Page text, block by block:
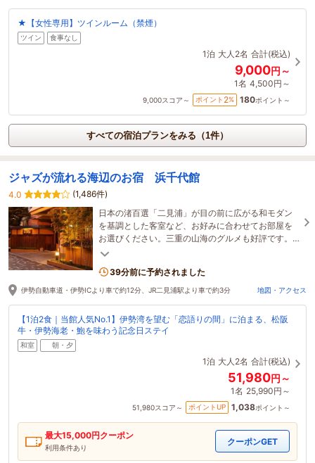
★【女性専用】ツインルーム（禁煙）
ツイン 食事なし
1泊 大人2名 合計(税込)
9,000円～
1名 4,500円～
9,000スコア～ ポイント 2% 180ポイント～
すべての宿泊プランをみる（1件）
ジャズが流れる海辺のお宿 浜千代館
4.0
(1,486件)
日本の渚百選「二見浦」が目の前に広がる和モダン
を基調とした客室など、お好みに合わせてお部屋を
お選びください。三重の山海のグルメも好評です。
伊勢神宮や夫婦岩など伊勢志摩観光のお泊りにピッ
39分前に予約されました
伊勢自動車道・伊勢ICより車で約12分、JR二見浦駅より車で約3分 地図・アクセス
【1泊2食｜当館人気No.1】伊勢湾を望む「恋語りの間」に泊まる、松阪
牛・伊勢海老・鮑を味わう記念日ステイ
和室 朝・夕
1泊 大人2名 合計(税込)
51,980円～
1名 25,990円～
51,980スコア～ ポイントUP 1,038ポイント～
最大15,000円クーポン
利用条件あり
クーポンGET